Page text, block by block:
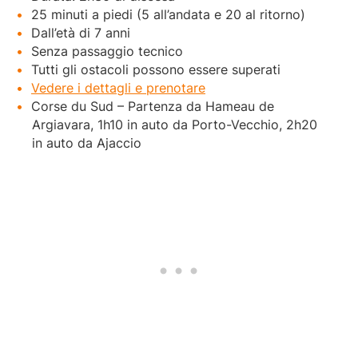
25 minuti a piedi (5 all’andata e 20 al ritorno)
Dall’età di 7 anni
Senza passaggio tecnico
Tutti gli ostacoli possono essere superati
Vedere i dettagli e prenotare
Corse du Sud – Partenza da Hameau de
Argiavara, 1h10 in auto da Porto-Vecchio, 2h20
in auto da Ajaccio